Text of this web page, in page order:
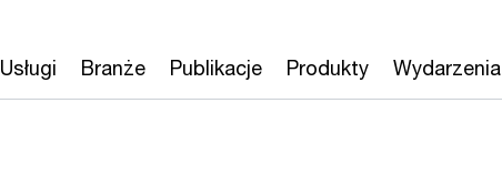
Usługi Branże Publikacje Produkty Wydarzenia